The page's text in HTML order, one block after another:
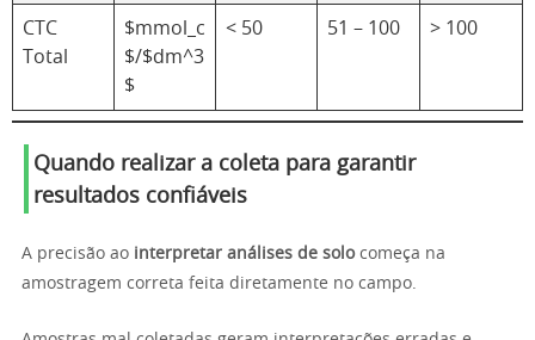
CTC
Total
$mmol_c
$/$dm^3
$
< 50 51 – 100 > 100
Quando realizar a coleta para garantir
resultados confiáveis
A precisão ao interpretar análises de solocomeça na
amostragem correta feita diretamente no campo.